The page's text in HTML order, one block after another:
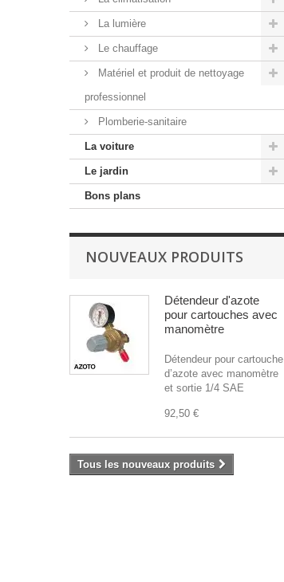
La lumière
Le chauffage
Matériel et produit de nettoyage
professionnel
Plomberie-sanitaire
La voiture
Le jardin
Bons plans
NOUVEAUX PRODUITS
Détendeur d'azote
pour cartouches avec
manomètre
Détendeur pour cartouche
d’azote avec manomètre
et sortie 1/4 SAE
92,50 €
Tous les nouveaux produits